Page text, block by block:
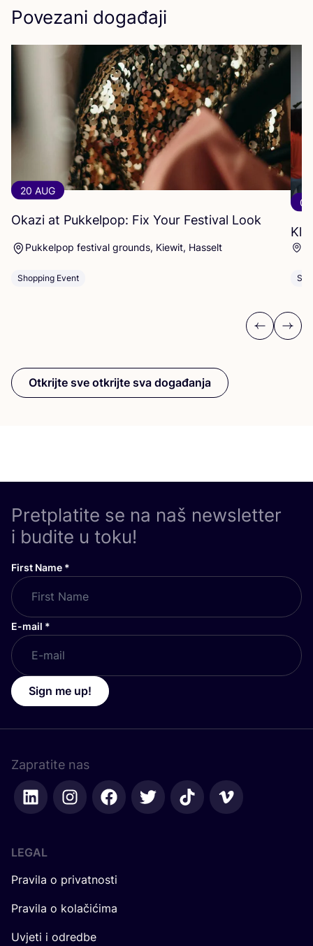
Povezani događaji
20 AUG
Okazi at Pukkelpop: Fix Your Festival Look
Pukkelpop festival grounds, Kiewit, Hasselt
Shopping Event
06
Previous
Next
Otkrijte sve otkrijte sva događanja
Pretplatite se na naš newsletter
i budite u toku!
First Name *
E-mail *
Sign me up!
Zapratite nas
LEGAL
Pravila o privatnosti
Pravila o kolačićima
Uvjeti i odredbe